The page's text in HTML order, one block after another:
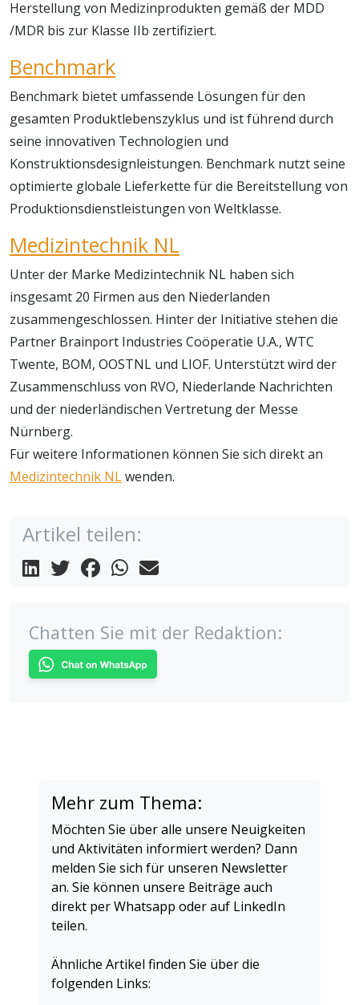
Herstellung von Medizinprodukten gemäß der MDD
/MDR bis zur Klasse IIb zertifiziert.
Benchmark
Benchmark bietet umfassende Lösungen für den
gesamten Produktlebenszyklus und ist führend durch
seine innovativen Technologien und
Konstruktionsdesignleistungen. Benchmark nutzt seine
optimierte globale Lieferkette für die Bereitstellung von
Produktionsdienstleistungen von Weltklasse.
Medizintechnik NL
Unter der Marke Medizintechnik NL haben sich
insgesamt 20 Firmen aus den Niederlanden
zusammengeschlossen. Hinter der Initiative stehen die
Partner Brainport Industries Coöperatie U.A., WTC
Twente, BOM, OOSTNL und LIOF. Unterstützt wird der
Zusammenschluss von RVO, Niederlande Nachrichten
und der niederländischen Vertretung der Messe
Nürnberg.
Für weitere Informationen können Sie sich direkt an
Medizintechnik NLwenden.
Artikel teilen:
Chatten Sie mit der Redaktion:
Mehr zum Thema:
Möchten Sie über alle unsere Neuigkeiten
und Aktivitäten informiert werden? Dann
melden Sie sich für unseren Newsletter
an. Sie können unsere Beiträge auch
direkt per Whatsapp oder auf LinkedIn
teilen.
Ähnliche Artikel finden Sie über die
folgenden Links: